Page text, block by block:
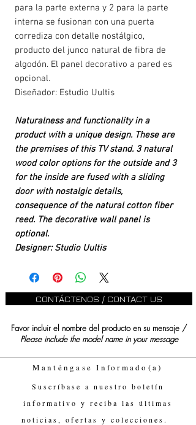
para la parte externa y 2 para la parte
interna se fusionan con una puerta
corrediza con detalle nostálgico,
producto del junco natural de fibra de
algodón. El panel decorativo a pared es
opcional.
Diseñador: Estudio Uultis
Naturalness and functionality in a
product with a unique design. These are
the premises of this TV stand. 3 natural
wood color options for the outside and 3
for the inside are fused with a sliding
door with nostalgic details,
consequence of the natural cotton fiber
reed. The decorative wall panel is
optional.
Designer: Studio Uultis
CONTÁCTENOS / CONTACT US
Favor incluir el nombre del producto en su mensaje /
Please include the model name in your message
Manténgase Informado(a)
Suscríbase a nuestro boletín
informativo y reciba las últimas
noticias, ofertas y colecciones.